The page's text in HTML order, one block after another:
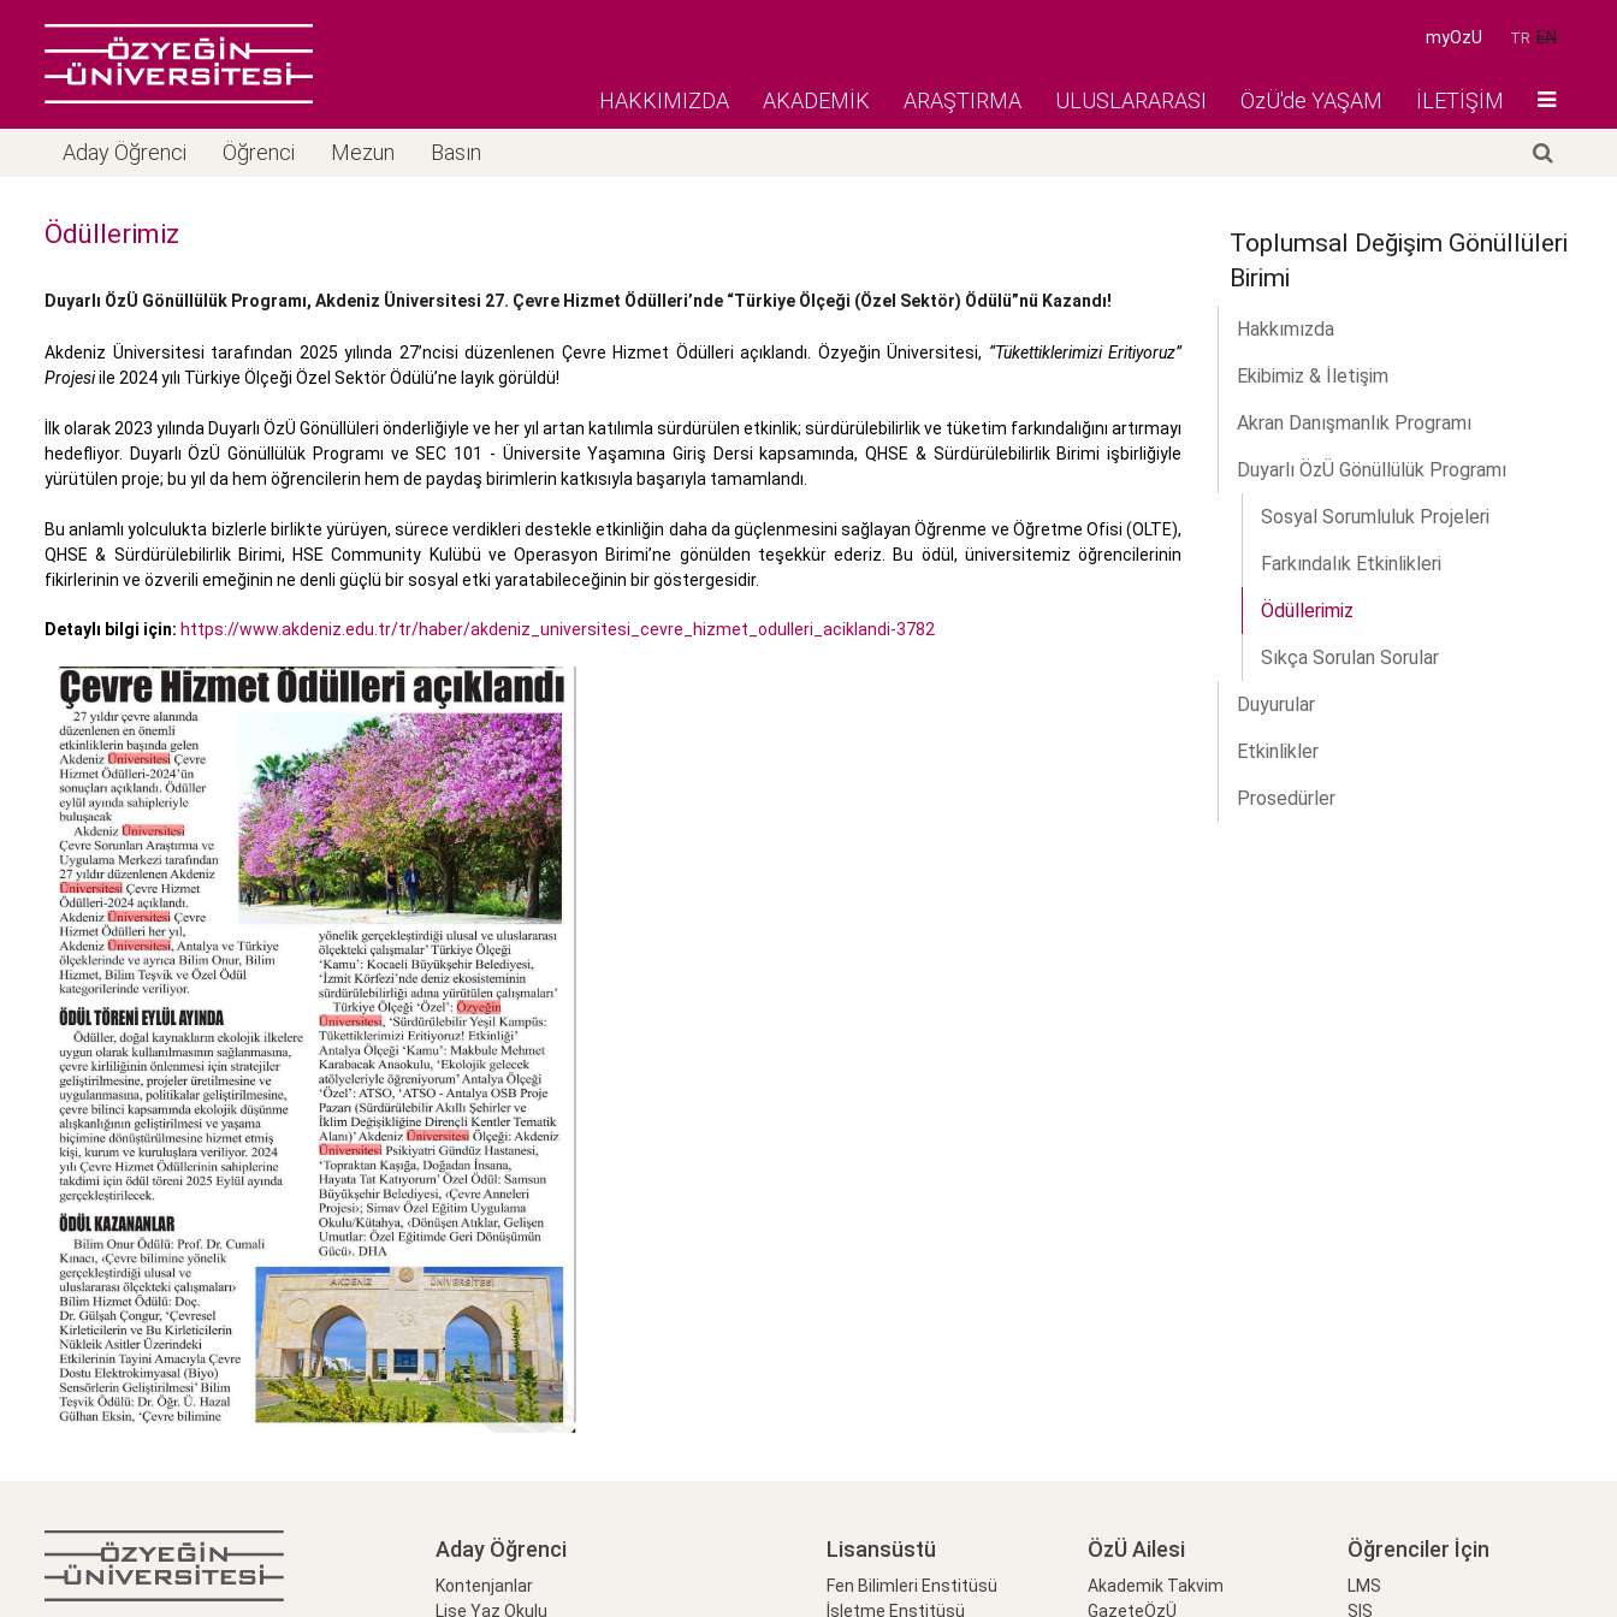
TR EN
myOzU
HAKKIMIZDA AKADEMİK ARAŞTIRMA ULUSLARARASI ÖzÜ'de YAŞAM İLETİŞİM
Aday Öğrenci Öğrenci Mezun Basın
Ödüllerimiz
Duyarlı ÖzÜ Gönüllülük Programı, Akdeniz Üniversitesi 27. Çevre Hizmet Ödülleri’nde “Türkiye Ölçeği (Özel Sektör) Ödülü”nü Kazandı!
Akdeniz Üniversitesi tarafından 2025 yılında 27’ncisi düzenlenen Çevre Hizmet Ödülleri açıklandı. Özyeğin Üniversitesi, “Tükettiklerimizi Eritiyoruz”
Projesiile 2024 yılı Türkiye Ölçeği Özel Sektör Ödülü’ne layık görüldü!
İlk olarak 2023 yılında Duyarlı ÖzÜ Gönüllüleri önderliğiyle ve her yıl artan katılımla sürdürülen etkinlik; sürdürülebilirlik ve tüketim farkındalığını artırmayı
hedefliyor. Duyarlı ÖzÜ Gönüllülük Programı ve SEC 101 - Üniversite Yaşamına Giriş Dersi kapsamında, QHSE & Sürdürülebilirlik Birimi işbirliğiyle
yürütülen proje; bu yıl da hem öğrencilerin hem de paydaş birimlerin katkısıyla başarıyla tamamlandı.
Bu anlamlı yolculukta bizlerle birlikte yürüyen, sürece verdikleri destekle etkinliğin daha da güçlenmesini sağlayan Öğrenme ve Öğretme Ofisi (OLTE),
QHSE & Sürdürülebilirlik Birimi, HSE Community Kulübü ve Operasyon Birimi’ne gönülden teşekkür ederiz. Bu ödül, üniversitemiz öğrencilerinin
fikirlerinin ve özverili emeğinin ne denli güçlü bir sosyal etki yaratabileceğinin bir göstergesidir.
Detaylı bilgi için: https://www.akdeniz.edu.tr/tr/haber/akdeniz_universitesi_cevre_hizmet_odulleri_aciklandi-3782
Toplumsal Değişim Gönüllüleri
Birimi
Hakkımızda
Ekibimiz & İletişim
Akran Danışmanlık Programı
Duyarlı ÖzÜ Gönüllülük Programı
Sosyal Sorumluluk Projeleri
Farkındalık Etkinlikleri
Ödüllerimiz
Sıkça Sorulan Sorular
Duyurular
Etkinlikler
Prosedürler
Aday Öğrenci
Kontenjanlar
Lise Yaz Okulu
Lisansüstü
Fen Bilimleri Enstitüsü
İşletme Enstitüsü
ÖzÜ Ailesi
Akademik Takvim
GazeteÖzÜ
Öğrenciler İçin
LMS
SIS